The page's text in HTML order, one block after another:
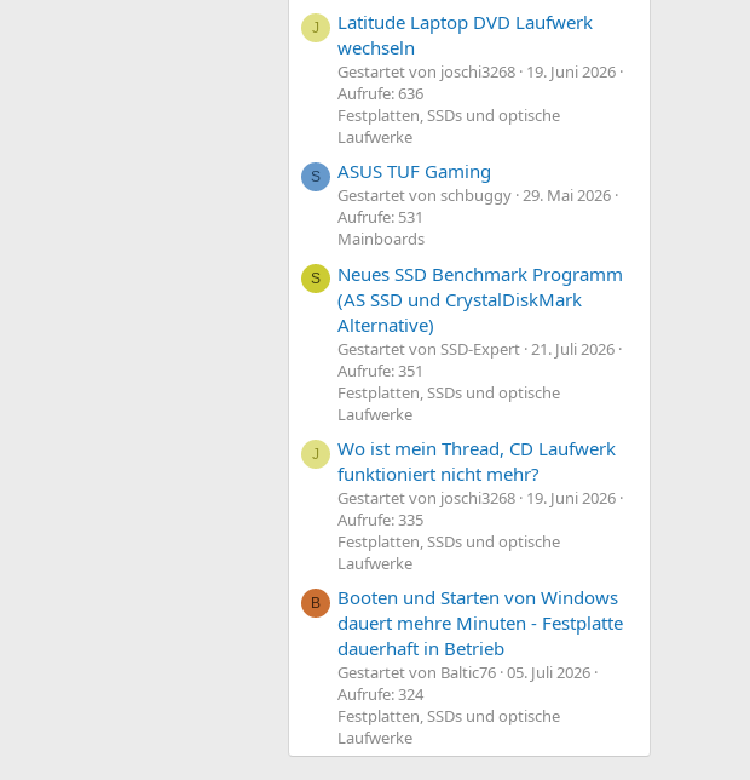
J
Latitude Laptop DVD Laufwerk
wechseln
Gestartet von joschi3268 19. Juni 2026
Aufrufe: 636
Festplatten, SSDs und optische
Laufwerke
S ASUS TUF Gaming
Gestartet von schbuggy 29. Mai 2026
Aufrufe: 531
Mainboards
S
Neues SSD Benchmark Programm
(AS SSD und CrystalDiskMark
Alternative)
Gestartet von SSD-Expert 21. Juli 2026
Aufrufe: 351
Festplatten, SSDs und optische
Laufwerke
J
Wo ist mein Thread, CD Laufwerk
funktioniert nicht mehr?
Gestartet von joschi3268 19. Juni 2026
Aufrufe: 335
Festplatten, SSDs und optische
Laufwerke
B
Booten und Starten von Windows
dauert mehre Minuten - Festplatte
dauerhaft in Betrieb
Gestartet von Baltic76 05. Juli 2026
Aufrufe: 324
Festplatten, SSDs und optische
Laufwerke